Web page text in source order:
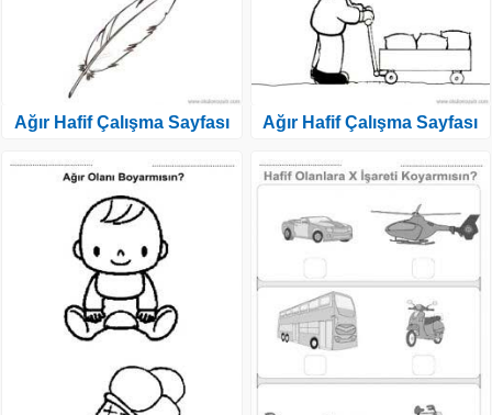
Ağır Hafif Çalışma Sayfası Ağır Hafif Çalışma Sayfası